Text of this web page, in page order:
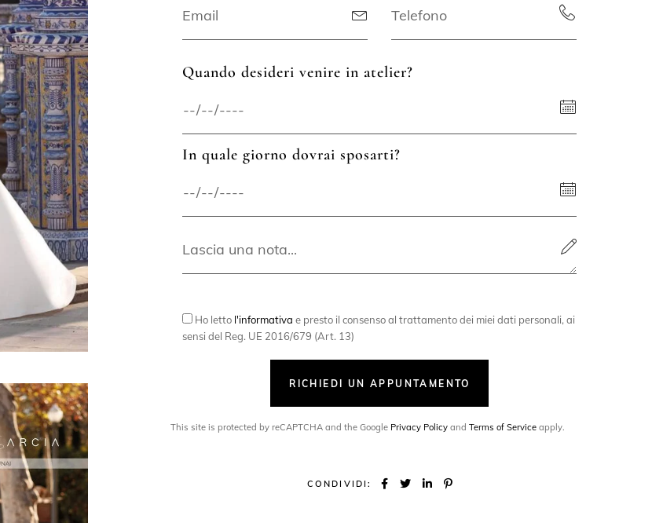
Quando desideri venire in atelier?
In quale giorno dovrai sposarti?
Ho letto l'informativa e presto il consenso al trattamento dei miei dati personali, ai
sensi del Reg. UE 2016/679 (Art. 13)
RICHIEDI UN APPUNTAMENTO
This site is protected by reCAPTCHA and the Google Privacy Policy and Terms of Service apply.
CONDIVIDI: